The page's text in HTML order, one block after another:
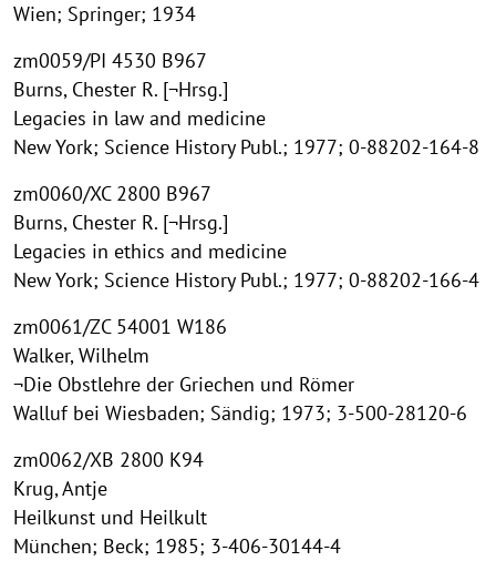
Wien; Springer; 1934
zm0059/PI 4530 B967
Burns, Chester R. [¬Hrsg.]
Legacies in law and medicine
New York; Science History Publ.; 1977; 0-88202-164-8
zm0060/XC 2800 B967
Burns, Chester R. [¬Hrsg.]
Legacies in ethics and medicine
New York; Science History Publ.; 1977; 0-88202-166-4
zm0061/ZC 54001 W186
Walker, Wilhelm
¬Die Obstlehre der Griechen und Römer
Walluf bei Wiesbaden; Sändig; 1973; 3-500-28120-6
zm0062/XB 2800 K94
Krug, Antje
Heilkunst und Heilkult
München; Beck; 1985; 3-406-30144-4